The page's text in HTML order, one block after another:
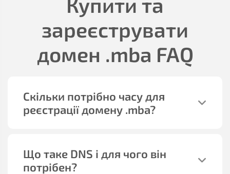
зареєструвати
домен .mba FAQ
Скільки потрібно часу для
реєстрації домену .mba?
Що таке DNS і для чого він
потрібен?